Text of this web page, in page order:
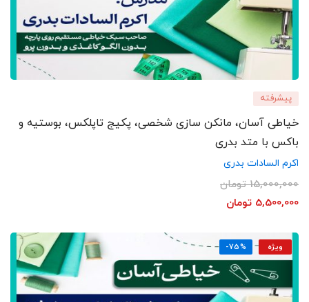
پیشرفته
خیاطی آسان، مانکن سازی شخصی، پکیج تاپلکس، بوستیه و
باکس با متد بدری
اکرم السادات بدری
15,000,000 تومان
5,500,000 تومان
ویژه -75%